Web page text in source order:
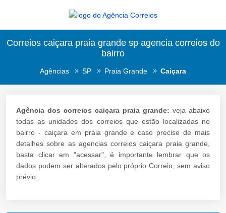
Correios caiçara praia grande sp agencia correios do
bairro
Agências SP Praia Grande Caiçara
Agência dos correios caiçara praia grande: veja abaixo
todas as unidades dos correios que estão localizadas no
bairro - caiçara em praia grande e caso precise de mais
detalhes sobre as agencias correios caiçara praia grande,
basta clicar em "acessar", é importante lembrar que os
dados podem ser alterados pelo próprio Correio, sem aviso
prévio.